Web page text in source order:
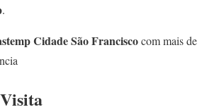
.
Cidade São Franciscocom mais de